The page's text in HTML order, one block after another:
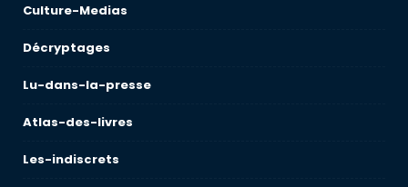
Culture-Medias
Décryptages
Lu-dans-la-presse
Atlas-des-livres
Les-indiscrets